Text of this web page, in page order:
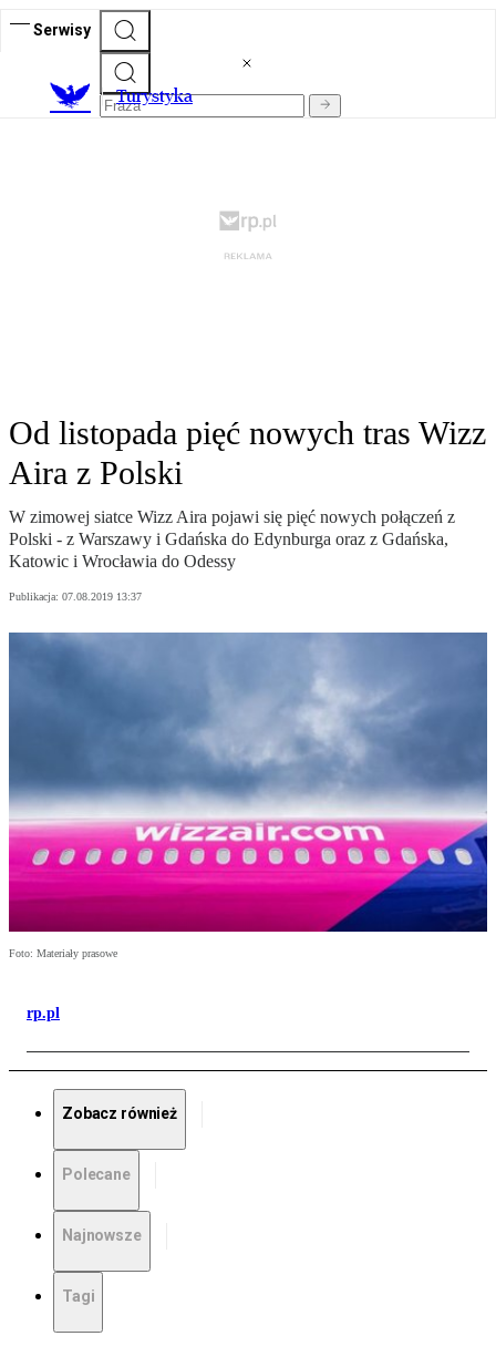
Serwisy
Turystyka
Od listopada pięć nowych tras Wizz
Aira z Polski
W zimowej siatce Wizz Aira pojawi się pięć nowych połączeń z
Polski - z Warszawy i Gdańska do Edynburga oraz z Gdańska,
Katowic i Wrocławia do Odessy
Publikacja: 07.08.2019 13:37
Foto: Materiały prasowe
rp.pl
Zobacz również
Polecane
Najnowsze
Tagi